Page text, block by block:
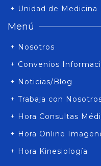
+ Unidad de Medicina
Menú
+ Nosotros
+ Convenios
+ Noticias/Blog
+ Trabaja con
+ Hora Consultas
+ Hora Online
+ Hora Kinesiología